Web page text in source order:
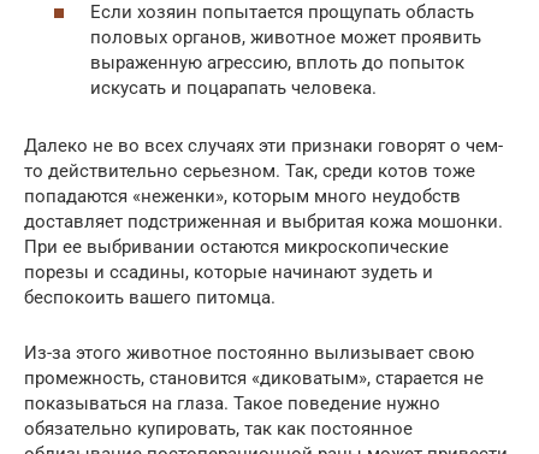
Если хозяин попытается прощупать область
половых органов, животное может проявить
выраженную агрессию, вплоть до попыток
искусать и поцарапать человека.
Далеко не во всех случаях эти признаки говорят о чем-
то действительно серьезном. Так, среди котов тоже
попадаются «неженки», которым много неудобств
доставляет подстриженная и выбритая кожа мошонки.
При ее выбривании остаются микроскопические
порезы и ссадины, которые начинают зудеть и
беспокоить вашего питомца.
Из-за этого животное постоянно вылизывает свою
промежность, становится «диковатым», старается не
показываться на глаза. Такое поведение нужно
обязательно купировать, так как постоянное